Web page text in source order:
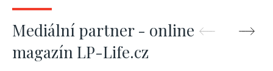
Mediální partner - online
magazín LP-Life.cz